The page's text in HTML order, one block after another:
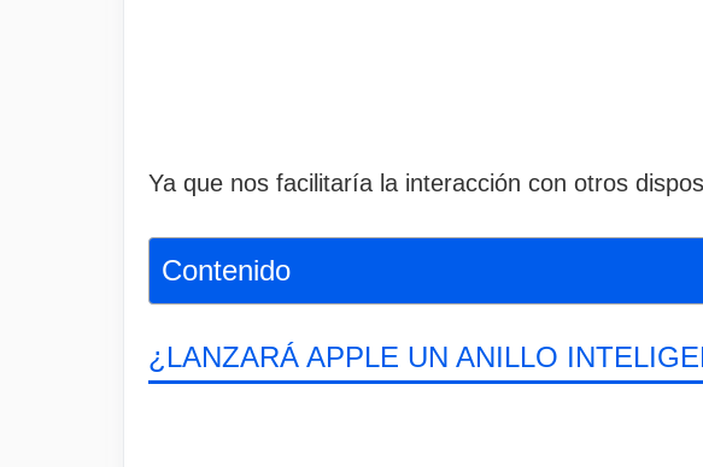
Ya que nos facilitaría la interacción con otros
Contenido
¿LANZARÁ APPLE UN ANILLO